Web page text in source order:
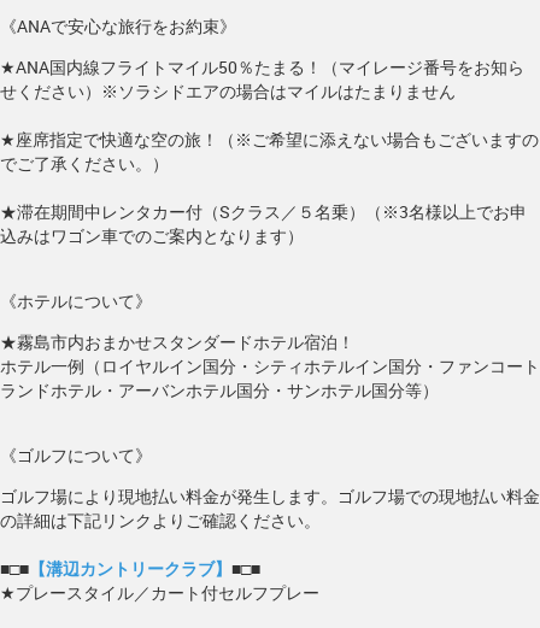
《ANAで安心な旅行をお約束》
★ANA国内線フライトマイル50％たまる！（マイレージ番号をお知ら
せください）※ソラシドエアの場合はマイルはたまりません
★座席指定で快適な空の旅！（※ご希望に添えない場合もございますの
でご了承ください。）
★滞在期間中レンタカー付（Sクラス／５名乗）（※3名様以上でお申
込みはワゴン車でのご案内となります）
《ホテルについて》
★霧島市内おまかせスタンダードホテル宿泊！
ホテル一例（ロイヤルイン国分・シティホテルイン国分・ファンコート
ランドホテル・アーバンホテル国分・サンホテル国分等）
《ゴルフについて》
ゴルフ場により現地払い料金が発生します。ゴルフ場での現地払い料金
の詳細は下記リンクよりご確認ください。
■□■ 【溝辺カントリークラブ】 ■□■
★プレースタイル／カート付セルフプレー